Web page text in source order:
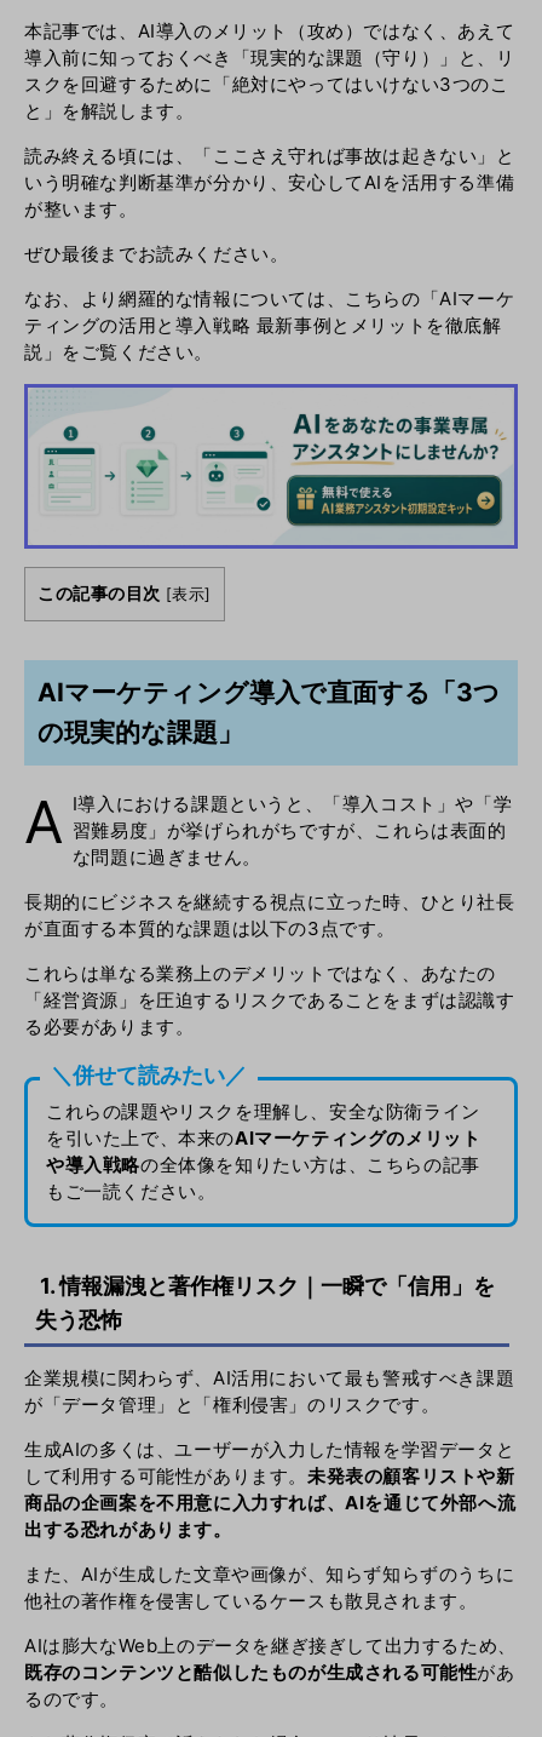
本記事では、AI導入のメリット（攻め）ではなく、あえて
導入前に知っておくべき「現実的な課題（守り）」と、リ
スクを回避するために「絶対にやってはいけない3つのこ
と」を解説します。
読み終える頃には、「ここさえ守れば事故は起きない」と
いう明確な判断基準が分かり、安心してAIを活用する準備
が整います。
ぜひ最後までお読みください。
なお、より網羅的な情報については、こちらの「AIマーケ
ティングの活用と導入戦略 最新事例とメリットを徹底解
説 」をご覧ください。
この記事の目次 [表示]
AIマーケティング導入で直面する「3つ
の現実的な課題」
A I導入における課題というと、「導入コスト」や「学
習難易度」が挙げられがちですが、これらは表面的
な問題に過ぎません。
長期的にビジネスを継続する視点に立った時、ひとり社長
が直面する本質的な課題は以下の3点です。
これらは単なる業務上のデメリットではなく、あなたの
「経営資源」を圧迫するリスクであることをまずは認識す
る必要があります。
＼併せて読みたい／
これらの課題やリスクを理解し、安全な防衛ライン
を引いた上で、本来のAIマーケティングのメリット
や導入戦略の全体像を知りたい方は、こちらの記事
もご一読ください。
1. 情報漏洩と著作権リスク｜一瞬で「信用」を
失う恐怖
企業規模に関わらず、AI活用において最も警戒すべき課題
が「データ管理」と「権利侵害」のリスクです。
生成AIの多くは、ユーザーが入力した情報を学習データと
して利用する可能性があります。 未発表の顧客リストや新
商品の企画案を不用意に入力すれば、AIを通じて外部へ流
出する恐れがあります。
また、AIが生成した文章や画像が、知らず知らずのうちに
他社の著作権を侵害しているケースも散見されます。
AIは膨大なWeb上のデータを継ぎ接ぎして出力するため、
既存のコンテンツと酷似したものが生成される可能性があ
るのです。